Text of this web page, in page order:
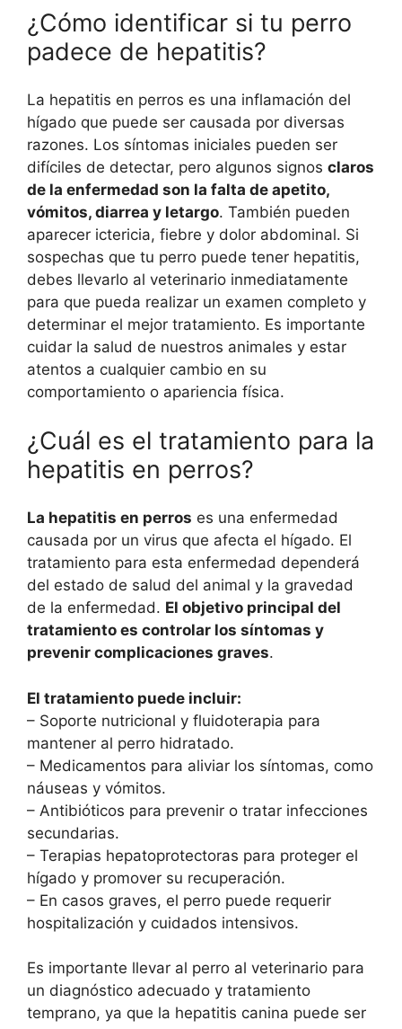
¿Cómo identificar si tu perro
padece de hepatitis?
La hepatitis en perros es una inflamación del
hígado que puede ser causada por diversas
razones. Los síntomas iniciales pueden ser
difíciles de detectar, pero algunos signos claros
de la enfermedad son la falta de apetito,
vómitos, diarrea y letargo. También pueden
aparecer ictericia, fiebre y dolor abdominal. Si
sospechas que tu perro puede tener hepatitis,
debes llevarlo al veterinario inmediatamente
para que pueda realizar un examen completo y
determinar el mejor tratamiento. Es importante
cuidar la salud de nuestros animales y estar
atentos a cualquier cambio en su
comportamiento o apariencia física.
¿Cuál es el tratamiento para la
hepatitis en perros?
La hepatitis en perros es una enfermedad
causada por un virus que afecta el hígado. El
tratamiento para esta enfermedad dependerá
del estado de salud del animal y la gravedad
de la enfermedad. El objetivo principal del
tratamiento es controlar los síntomas y
prevenir complicaciones graves.
El tratamiento puede incluir:
– Soporte nutricional y fluidoterapia para
mantener al perro hidratado.
– Medicamentos para aliviar los síntomas, como
náuseas y vómitos.
– Antibióticos para prevenir o tratar infecciones
secundarias.
– Terapias hepatoprotectoras para proteger el
hígado y promover su recuperación.
– En casos graves, el perro puede requerir
hospitalización y cuidados intensivos.
Es importante llevar al perro al veterinario para
un diagnóstico adecuado y tratamiento
temprano, ya que la hepatitis canina puede ser